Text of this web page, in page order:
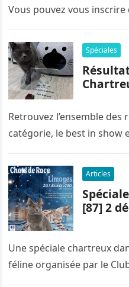
Vous pouvez vous inscrire
Spéciales
Retrouvez l’ensemble
catégorie, le best in show
Articles
[87]
Une spéciale chartreux
féline organisée par le